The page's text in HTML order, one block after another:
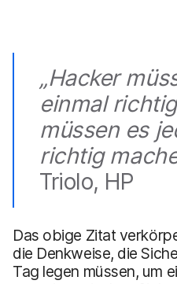
„Hacker
einmal
müssen es
richtig
Triolo, HP
Das obige Zitat
die Denkweise, die
Tag legen müssen, um